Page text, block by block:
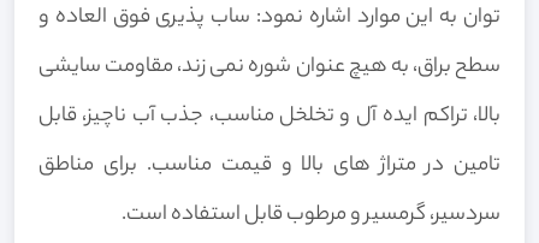
توان به این موارد اشاره نمود: ساب پذیری فوق العاده و
سطح براق،به هیچ عنوان شوره نمی زند،مقاومت سایشی
بالا، تراکم ایده آل و تخلخل مناسب، جذب آب ناچیز، قابل
تامین در متراژ های بالا و قیمت مناسب. برای مناطق
سردسیر، گرمسیر و مرطوب قابل استفاده است.